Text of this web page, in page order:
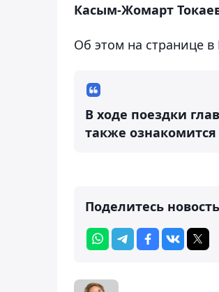
Касым-Жомарт
Об этом на странице в
В ходе поездки
также
Поделитесь